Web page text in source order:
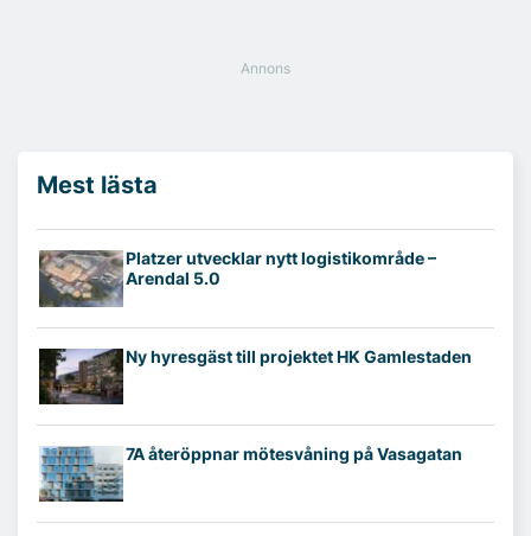
Mest lästa
Platzer utvecklar nytt logistikområde –
Arendal 5.0
Ny hyresgäst till projektet HK Gamlestaden
7A återöppnar mötesvåning på Vasagatan